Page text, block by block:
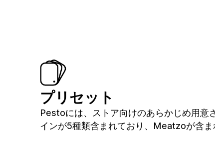
プリセット
Pestoには、ストア向けのあらかじめ用意
インが5種類含まれており、Meatzoが含ま